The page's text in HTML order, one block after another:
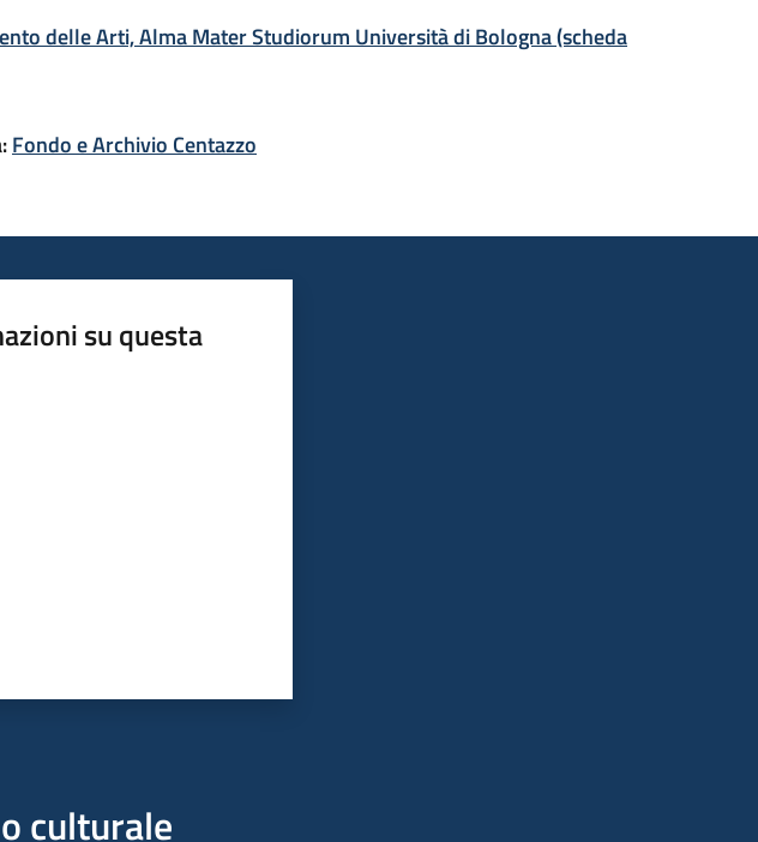
delle Arti, Alma Mater Studiorum Università di Bologna (scheda
Fondo e Archivio Centazzo
su questa
culturale